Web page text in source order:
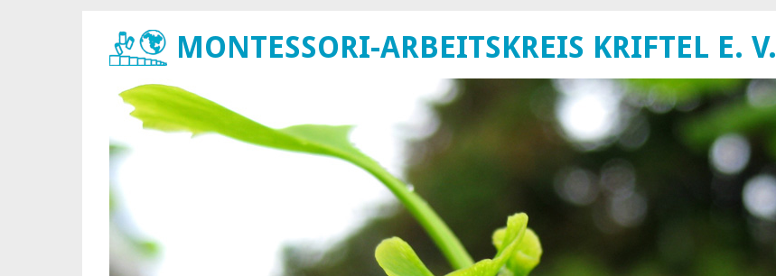
MONTESSORI-ARBEITSKREIS KRIFTEL E. V.